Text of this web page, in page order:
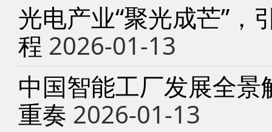
光电产业“聚光成芒”，
程 2026-01-13
中国智能工厂发展全
重奏 2026-01-13